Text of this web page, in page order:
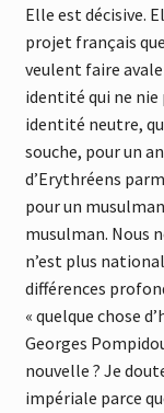
Elle est décisive.
projet français
veulent faire
identité qui ne nie
identité neutre,
souche, pour un
d’Erythréens
pour un
musulman. Nous
n’est plus
différences
« quelque chose
Georges
nouvelle ? Je
impériale parce